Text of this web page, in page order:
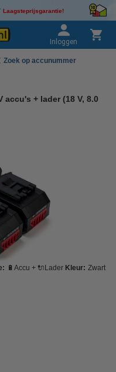
Laagsteprijsgarantie!
Inloggen
Zoek op accunummer
accu's + lader (18 V, 8.0
🔋Accu + 🔌Lader Kleur: Zwart